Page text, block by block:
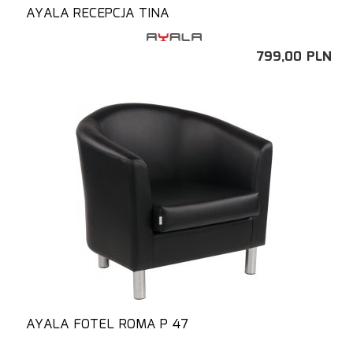
AYALA RECEPCJA TINA
799,00 PLN
AYALA FOTEL ROMA P 47